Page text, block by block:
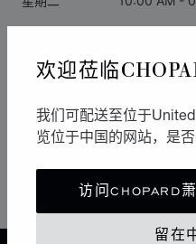
欢迎莅临
我们可配送至位于
览位于中国的网站，是
访问CHOPARD
留在
星期四 10:00 AM -
星期六 10:00 AM -
星期日 11:00 AM -